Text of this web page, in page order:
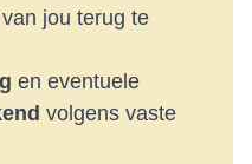
jou terug te
en eventuele
volgens vaste